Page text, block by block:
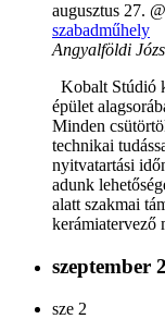
augusztus 27.
szabadműhely
Angyalföldi
Kobalt Stúdió
épület
Minden
technikai
nyitvatartási
adunk
alatt szakmai
szeptember
sze 2